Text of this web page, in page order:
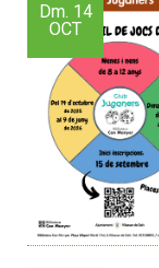
Dm. 14
OCT